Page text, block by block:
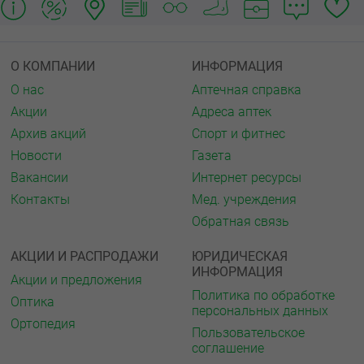
О КОМПАНИИ
О нас
Акции
Архив акций
Новости
Вакансии
Контакты
ИНФОРМАЦИЯ
Аптечная справка
Адреса аптек
Спорт и фитнес
Газета
Интернет ресурсы
Мед. учреждения
Обратная связь
АКЦИИ И РАСПРОДАЖИ
Акции и предложения
Оптика
Ортопедия
ЮРИДИЧЕСКАЯ
ИНФОРМАЦИЯ
Политика по обработке
персональных данных
Пользовательское
соглашение